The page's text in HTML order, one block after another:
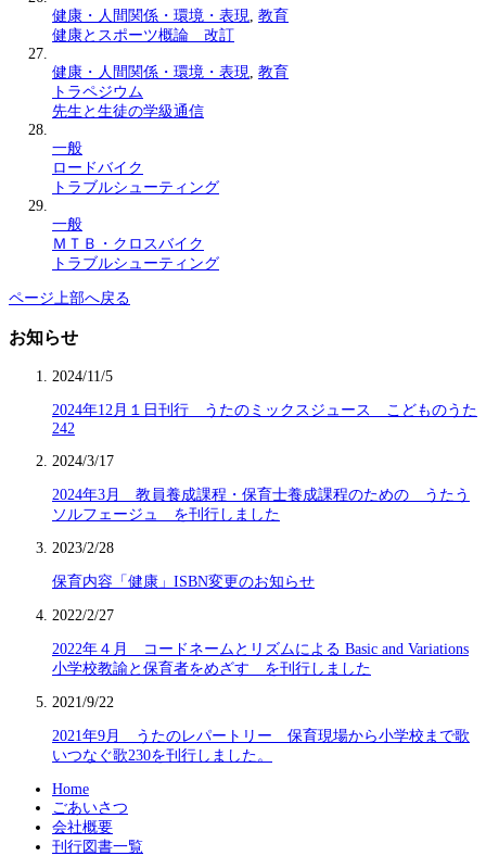
健康・人間関係・環境・表現
教育
健康とスポーツ概論 改訂
健康・人間関係・環境・表現
教育
トラペジウム
先生と生徒の学級通信
一般
ロードバイク
トラブルシューティング
一般
ＭＴＢ・クロスバイク
トラブルシューティング
ページ上部へ戻る
お知らせ
2024/11/5
2024年12月１日刊行 うたのミックスジュース こどものうた
242
2024/3/17
2024年3月 教員養成課程・保育士養成課程のための うたう
ソルフェージュ を刊行しました
2023/2/28
保育内容「健康」ISBN変更のお知らせ
2022/2/27
2022年４月 コードネームとリズムによる Basic and Variations
小学校教諭と保育者をめざす を刊行しました
2021/9/22
2021年9月 うたのレパートリー 保育現場から小学校まで歌
いつなぐ歌230を刊行しました。
Home
ごあいさつ
会社概要
刊行図書一覧